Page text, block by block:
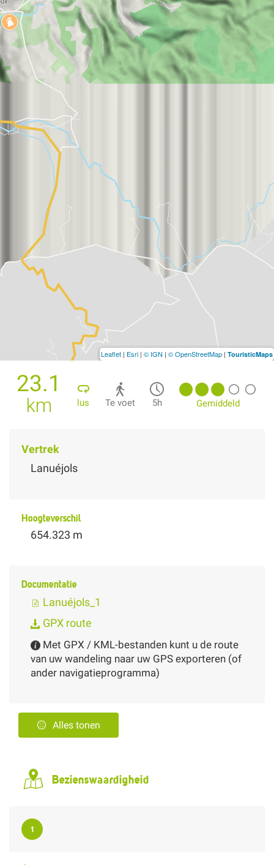
23.1
km lus Te voet 5h Gemiddeld
Vertrek
Lanuéjols
Hoogteverschil
654.323 m
Documentatie
Lanuéjols_1
GPX route
Met GPX / KML-bestanden kunt u de route
van uw wandeling naar uw GPS exporteren (of
ander navigatieprogramma)
Alles tonen
Bezienswaardigheid
1
Leaflet | Esri | © IGN | © OpenStreetMap | TouristicMaps